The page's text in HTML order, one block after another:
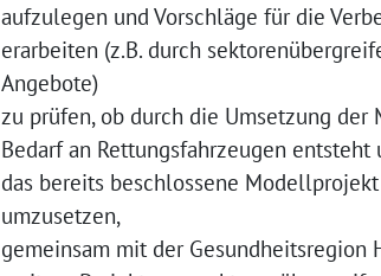
aufzulegen und Vorschläge für die
erarbeiten (z.B. durch
Angebote)
zu prüfen, ob durch die Umsetzung
Bedarf an Rettungsfahrzeugen entsteht
das bereits beschlossene
umzusetzen,
gemeinsam mit der Gesundheitsregion